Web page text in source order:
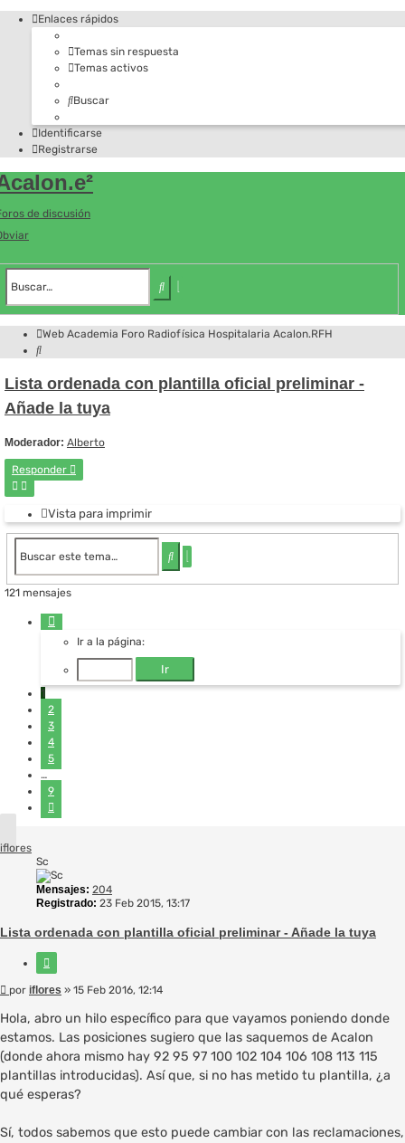
Enlaces rápidos
Temas sin respuesta
Temas activos
Buscar
Identificarse
Registrarse
de discusión
Buscaravanzada
Web Academia Foro Radiofísica Hospitalaria Acalon.RFH
Buscar
Lista ordenada con plantilla oficial preliminar -
Añade la tuya
Moderador: Alberto
Responder
Vista para imprimir
Buscar
Búsqueda
avanzada
121 mensajes
Página
1
de
Ir a la página:
1
2
3
4
5
…
9
iflores
Sc
Mensajes: 204
Registrado: 23 Feb 2015, 13:17
Lista ordenada con plantilla oficial preliminar - Añade la tuya
Mensaje
por iflores » 15 Feb 2016, 12:14
Hola, abro un hilo específico para que vayamos poniendo donde
estamos. Las posiciones sugiero que las saquemos de Acalon
(donde ahora mismo hay 92 95 97 100 102 104 106 108 113 115
plantillas introducidas). Así que, si no has metido tu plantilla, ¿a
qué esperas?
Sí, todos sabemos que esto puede cambiar con las reclamaciones,